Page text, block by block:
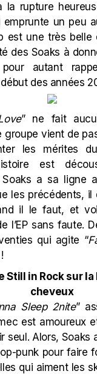
la rupture
emprunte un peu
est une très belle
des Soaks à
autant
des années
” ne fait
groupe vient de
les mérites
est
a sa ligne
les précédents, il
il le faut, et
l’EP sans faute.
qui agite “
Still in Rock sur
cheveux
Sleep 2nite”
est amoureux
seul. Alors, Soaks
punk pour faire
qui aiment les